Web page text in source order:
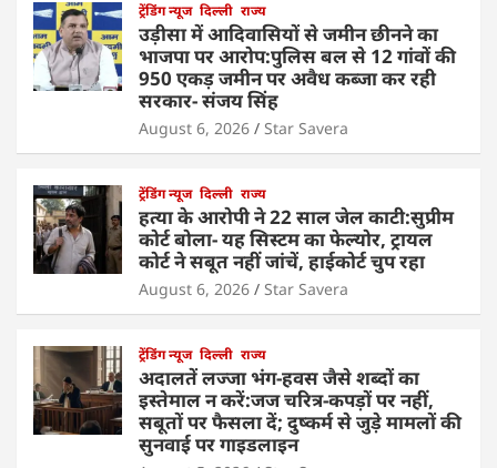
ट्रेंडिंग न्यूज दिल्ली राज्य
उड़ीसा में आदिवासियों से जमीन छीनने का
भाजपा पर आरोप:पुलिस बल से 12 गांवों की
950 एकड़ जमीन पर अवैध कब्जा कर रही
सरकार- संजय सिंह
August 6, 2026 Star Savera
ट्रेंडिंग न्यूज दिल्ली राज्य
हत्या के आरोपी ने 22 साल जेल काटी:सुप्रीम
कोर्ट बोला- यह सिस्टम का फेल्योर, ट्रायल
कोर्ट ने सबूत नहीं जांचें, हाईकोर्ट चुप रहा
August 6, 2026 Star Savera
ट्रेंडिंग न्यूज दिल्ली राज्य
अदालतें लज्जा भंग-हवस जैसे शब्दों का
इस्तेमाल न करें:जज चरित्र-कपड़ों पर नहीं,
सबूतों पर फैसला दें; दुष्कर्म से जुड़े मामलों की
सुनवाई पर गाइडलाइन